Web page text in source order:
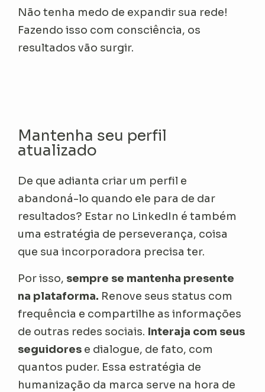
Não tenha medo de expandir sua rede!
Fazendo isso com consciência, os
resultados vão surgir.
Mantenha seu perfil
atualizado
De que adianta criar um perfil e
abandoná-lo quando ele para de dar
resultados? Estar no LinkedIn é também
uma estratégia de perseverança, coisa
que sua incorporadora precisa ter.
Por isso, sempre se mantenha presente
na plataforma. Renove seus status com
frequência e compartilhe as informações
de outras redes sociais. Interaja com seus
seguidores e dialogue, de fato, com
quantos puder. Essa estratégia de
humanização da marca serve na hora de